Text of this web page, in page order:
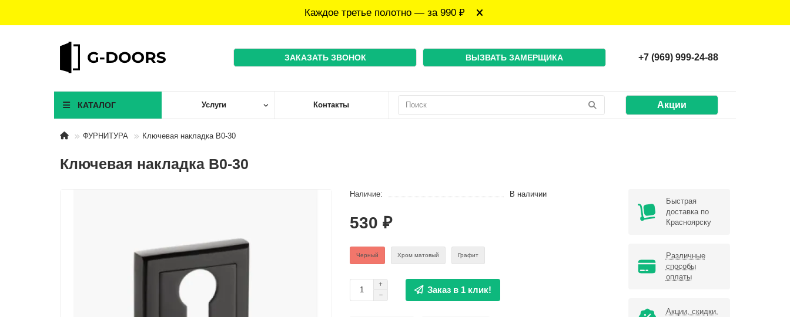
Каждое третье полотно — за 990 ₽
ЗАКАЗАТЬ ЗВОНОК ВЫЗВАТЬ ЗАМЕРЩИКА +7 (969) 999-24-88
КАТАЛОГ Услуги Контакты Акции
ФУРНИТУРА Ключевая накладка B0-30
Ключевая накладка B0-30
Наличие: В наличии
530 ₽
Черный Хром матовый Графит
Заказ в 1 клик!
Быстрая
доставка по
Красноярску
Различные
способы
оплаты
Акции, скидки,